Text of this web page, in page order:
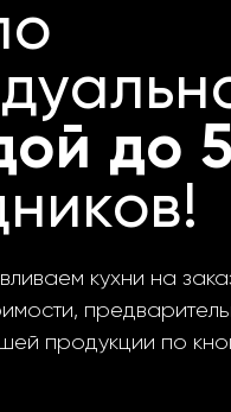
до
кухни на
продукции по